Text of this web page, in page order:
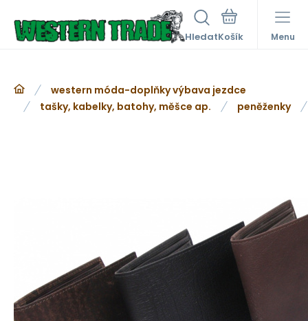
Hledat Menu
western móda-doplňky výbava jezdce
tašky, kabelky, batohy, měšce ap.
peněženky